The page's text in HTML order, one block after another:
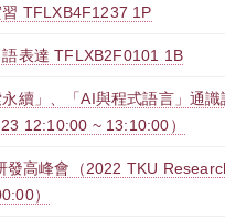
TFLXB4F1237 1P
表達 TFLXB2F0101 1B
續」、「AI與程式語言」通
12:10:00 ~ 13:10:00）
發高峰會（2022 TKU
）